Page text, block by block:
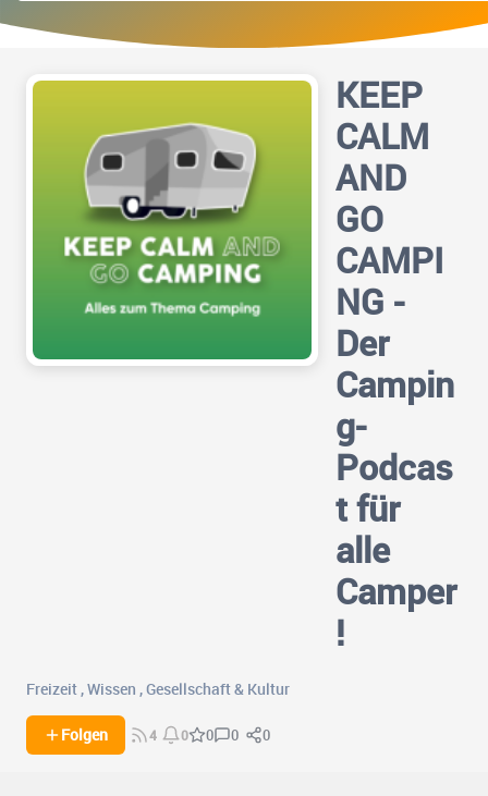
KEEP
CALM
AND
GO
CAMPI
NG -
Der
Campin
g-
Podcas
t für
alle
Camper
!
Freizeit ,Wissen ,Gesellschaft & Kultur
Folgen 4 0 0 0 0